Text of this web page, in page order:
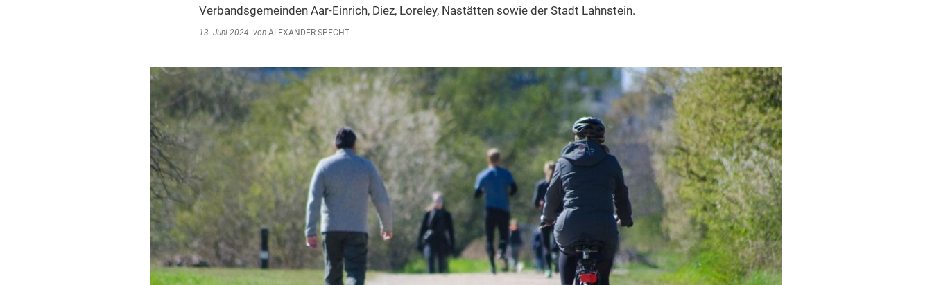
Verbandsgemeinden Aar-Einrich, Diez, Loreley, Nastätten sowie der Stadt Lahnstein.
13. Juni 2024 von ALEXANDER SPECHT